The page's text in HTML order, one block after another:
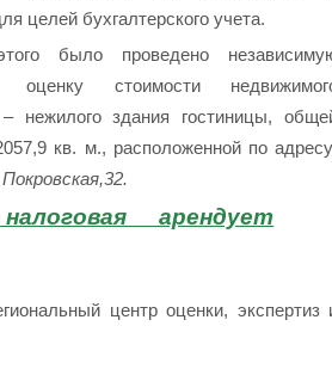
целей бухгалтерского учета.
было проведено
оценку стоимости
нежилого здания гостиницы,
кв. м., расположенной по
арендует
центр оценки, экспертиз